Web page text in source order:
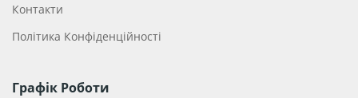
Контакти
Політика Конфіденційності
Графік Роботи